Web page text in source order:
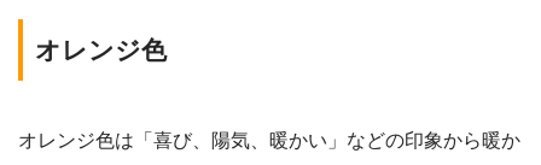
オレンジ色
オレンジ色は「喜び、陽気、暖かい」などの印象から暖か